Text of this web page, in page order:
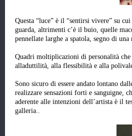
Questa “luce” è il “sentirsi vivere” su
guarda, altrimenti c’è il buio, quelle
pennellate larghe a spatola, segno di
Quadri moltiplicazioni di personalità che
alladuttilità, alla flessibilità e alla
Sono sicuro di essere andato lontano
realizzare sensazioni forti e sanguigne,
aderente alle intenzioni dell’artista è il
galleria..